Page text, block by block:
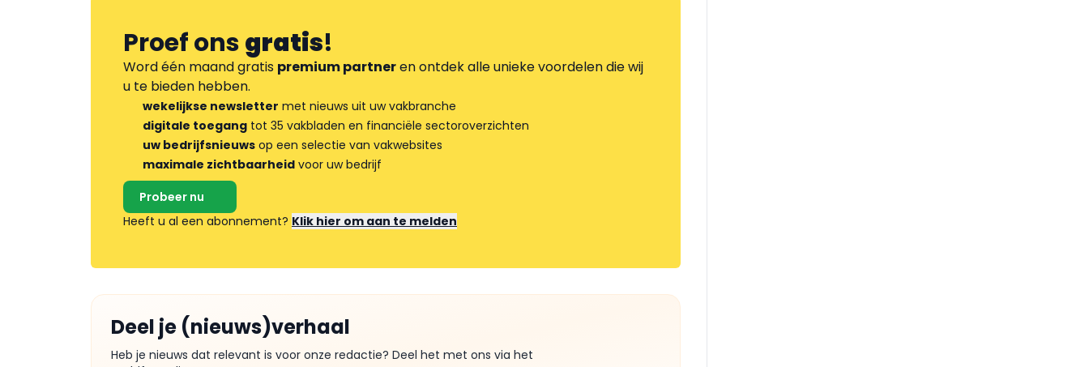
Proef onsgratis!
Word één maand gratis premium partneren ontdek alle unieke voordelen die wij
u te bieden hebben.
wekelijkse newsletter met nieuws uit uw vakbranche
digitale toegang tot 35 vakbladen en financiële sectoroverzichten
uw bedrijfsnieuws op een selectie van vakwebsites
maximale zichtbaarheid voor uw bedrijf
Probeer nu
Heeft u al een abonnement? Klik hier om aan te melden
Deel je (nieuws)verhaal
Heb je nieuws dat relevant is voor onze redactie? Deel het met ons via het